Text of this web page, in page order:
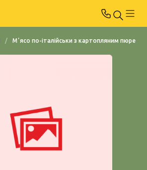
/ Мʼясо по-італійськи з картопляним пюре